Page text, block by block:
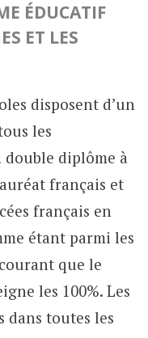
ÉDUCATIF
ET LES
disposent d’un
les
double diplôme à
français et
français en
étant parmi les
que le
les 100%. Les
dans toutes les